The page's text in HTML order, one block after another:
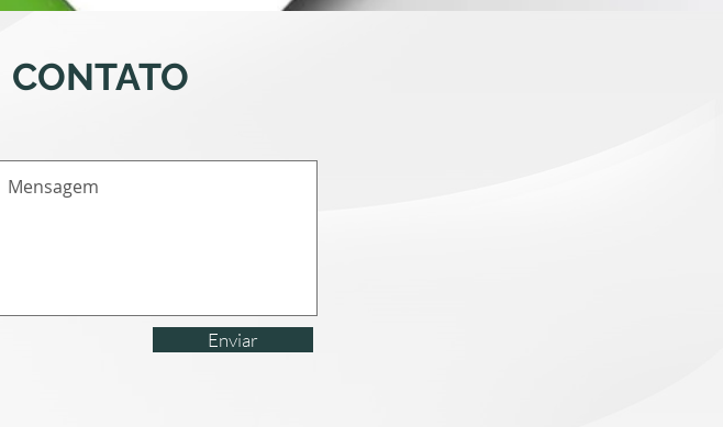
CONTATO
Enviar